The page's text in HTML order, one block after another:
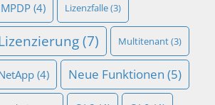
(4) Lizenzfalle(3)
(7) Multitenant(3)
(4) Neue Funktionen (5)